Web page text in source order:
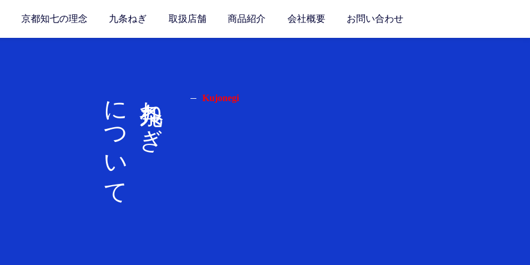
京都知七の理念 九条ねぎ 取扱店舗 商品紹介 会社概要 お問い合わせ
九条ねぎ
について Kujonegi